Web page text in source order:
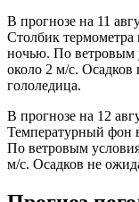
В прогнозе на 11
Столбик термометра
ночью. По ветровым
около 2 м/с. Осадков
гололедица.
В прогнозе на 12
Температурный фон
По ветровым
м/с. Осадков не